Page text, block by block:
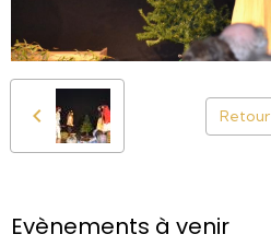
Retour
Evènements à venir